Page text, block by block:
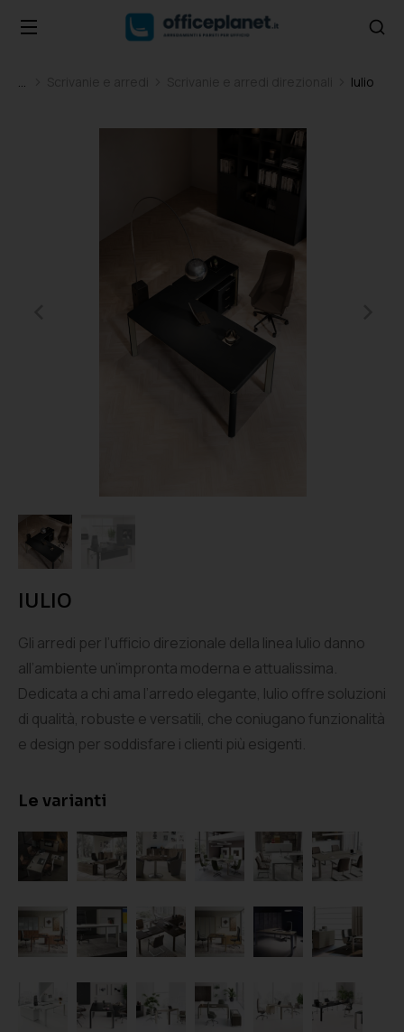
Tu sei qui: Iulio
IULIO
Gli arredi per l’ufficio direzionale della linea Iulio danno
all’ambiente un’impronta moderna e attualissima.
Dedicata a chi ama l’arredo elegante, Iulio offre soluzioni
di qualità, robuste e versatili, che coniugano funzionalità
e design per soddisfare i clienti più esigenti.
Le varianti